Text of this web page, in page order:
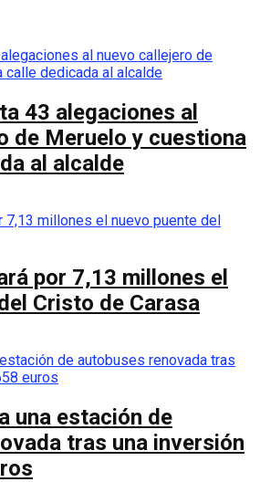
43 alegaciones al
de Meruelo y cuestiona
al alcalde
por 7,13 millones el
Cristo de Carasa
una estación de
tras una inversión